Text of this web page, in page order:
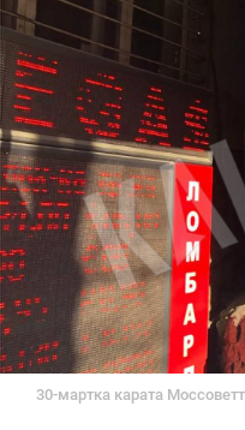
30-мартка карата